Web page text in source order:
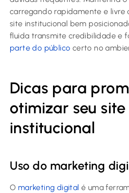
carregando rapidamente e livre
site institucional bem
fluida transmite credibilidade e
parte do público certo no
Dicas para
otimizar seu site
institucional
Uso do marketing
O marketing digital é uma